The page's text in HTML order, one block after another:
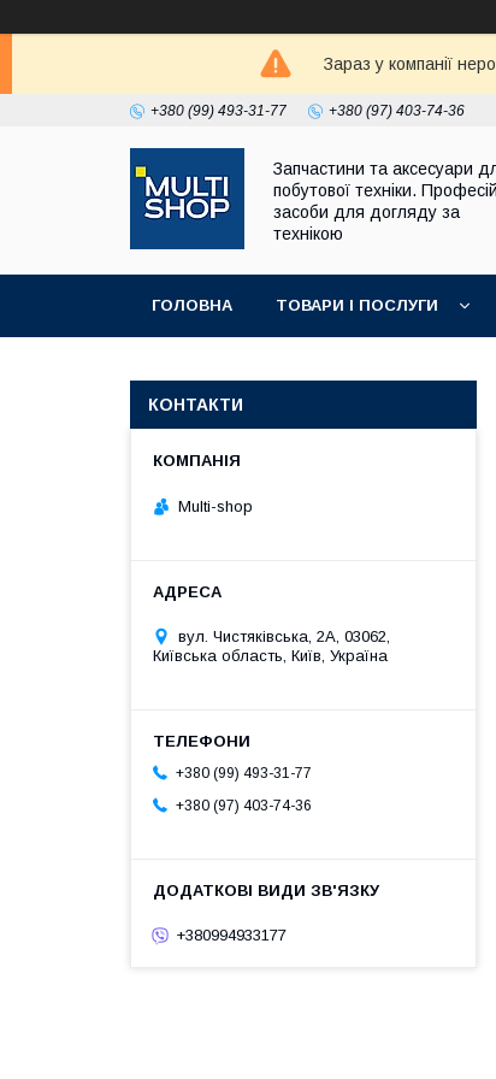
Зараз у компанії
+380 (99) 493-31-77 +380 (97) 403-74-36
Запчастини та аксесуари
побутової техніки.
засоби для догляду за
технікою
ГОЛОВНА ТОВАРИ І ПОСЛУГИ
КОНТАКТИ
Multi-shop
вул. Чистяківська, 2А, 03062,
Київська область, Київ, Україна
+380 (99) 493-31-77
+380 (97) 403-74-36
+380994933177